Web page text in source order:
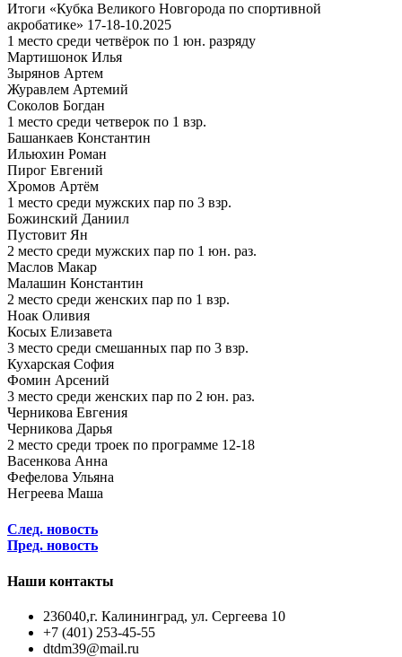
Итоги «Кубка Великого Новгорода по спортивной
акробатике» 17-18-10.2025
1 место среди четвёрок по 1 юн. разряду
Мартишонок Илья
Зырянов Артем
Журавлем Артемий
Соколов Богдан
1 место среди четверок по 1 взр.
Башанкаев Константин
Ильюхин Роман
Пирог Евгений
Хромов Артём
1 место среди мужских пар по 3 взр.
Божинский Даниил
Пустовит Ян
2 место среди мужских пар по 1 юн. раз.
Маслов Макар
Малашин Константин
2 место среди женских пар по 1 взр.
Ноак Оливия
Косых Елизавета
3 место среди смешанных пар по 3 взр.
Кухарская София
Фомин Арсений
3 место среди женских пар по 2 юн. раз.
Черникова Евгения
Черникова Дарья
2 место среди троек по программе 12-18
Васенкова Анна
Фефелова Ульяна
Негреева Маша
След. новость
Пред. новость
Наши контакты
236040,г. Калининград, ул. Сергеева 10
+7 (401) 253-45-55
dtdm39@mail.ru